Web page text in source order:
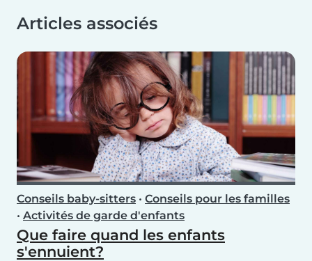
Articles associés
Conseils baby-sitters • Conseils pour les familles
• Activités de garde d'enfants
Que faire quand les enfants
s'ennuient?